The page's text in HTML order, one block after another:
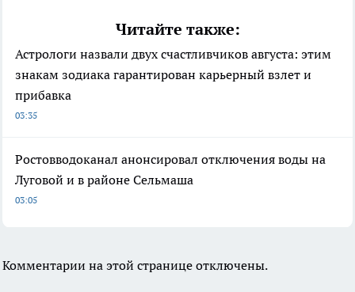
Читайте также:
Астрологи назвали двух счастливчиков августа: этим
знакам зодиака гарантирован карьерный взлет и
прибавка
03:35
Ростовводоканал анонсировал отключения воды на
Луговой и в районе Сельмаша
03:05
Комментарии на этой странице отключены.